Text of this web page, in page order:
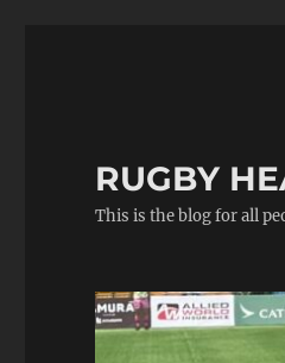
RUGBY
This is the blog for all